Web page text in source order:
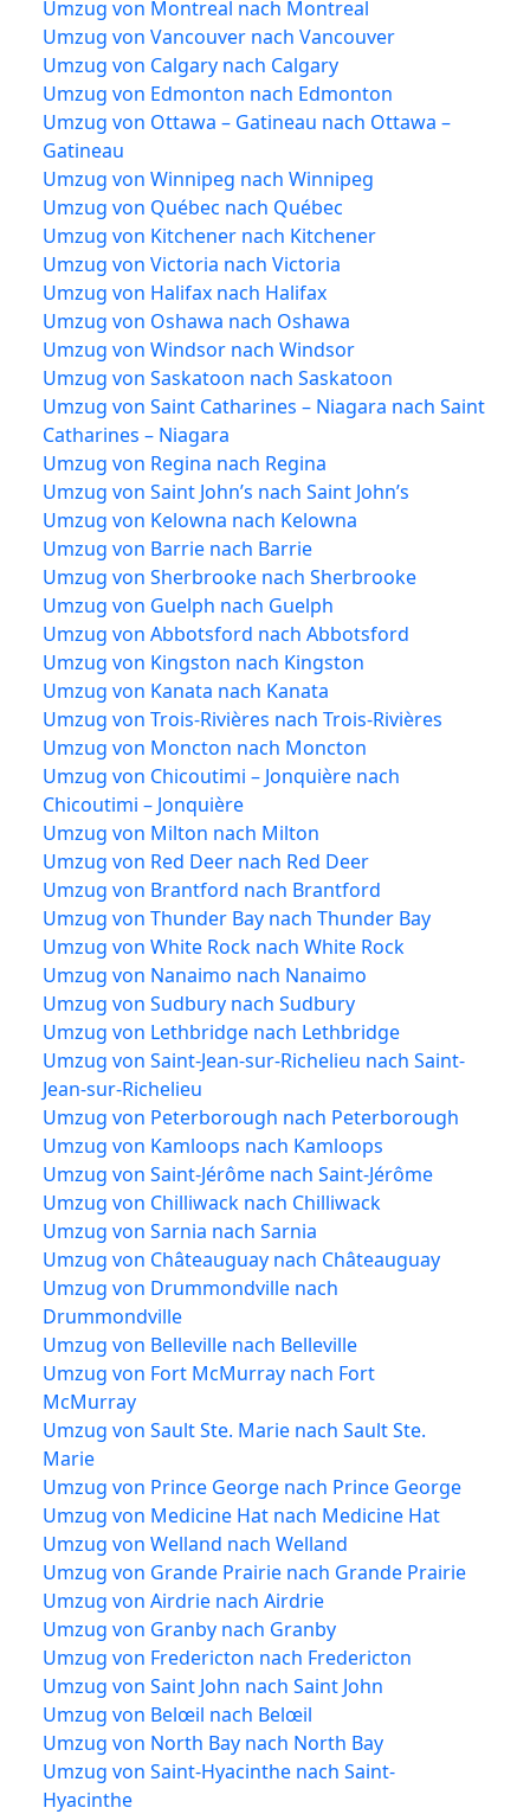
Umzug von Montreal nach Montreal
Umzug von Vancouver nach Vancouver
Umzug von Calgary nach Calgary
Umzug von Edmonton nach Edmonton
Umzug von Ottawa – Gatineau nach Ottawa –
Gatineau
Umzug von Winnipeg nach Winnipeg
Umzug von Québec nach Québec
Umzug von Kitchener nach Kitchener
Umzug von Victoria nach Victoria
Umzug von Halifax nach Halifax
Umzug von Oshawa nach Oshawa
Umzug von Windsor nach Windsor
Umzug von Saskatoon nach Saskatoon
Umzug von Saint Catharines – Niagara nach Saint
Catharines – Niagara
Umzug von Regina nach Regina
Umzug von Saint John’s nach Saint John’s
Umzug von Kelowna nach Kelowna
Umzug von Barrie nach Barrie
Umzug von Sherbrooke nach Sherbrooke
Umzug von Guelph nach Guelph
Umzug von Abbotsford nach Abbotsford
Umzug von Kingston nach Kingston
Umzug von Kanata nach Kanata
Umzug von Trois-Rivières nach Trois-Rivières
Umzug von Moncton nach Moncton
Umzug von Chicoutimi – Jonquière nach
Chicoutimi – Jonquière
Umzug von Milton nach Milton
Umzug von Red Deer nach Red Deer
Umzug von Brantford nach Brantford
Umzug von Thunder Bay nach Thunder Bay
Umzug von White Rock nach White Rock
Umzug von Nanaimo nach Nanaimo
Umzug von Sudbury nach Sudbury
Umzug von Lethbridge nach Lethbridge
Umzug von Saint-Jean-sur-Richelieu nach Saint-
Jean-sur-Richelieu
Umzug von Peterborough nach Peterborough
Umzug von Kamloops nach Kamloops
Umzug von Saint-Jérôme nach Saint-Jérôme
Umzug von Chilliwack nach Chilliwack
Umzug von Sarnia nach Sarnia
Umzug von Châteauguay nach Châteauguay
Umzug von Drummondville nach
Drummondville
Umzug von Belleville nach Belleville
Umzug von Fort McMurray nach Fort
McMurray
Umzug von Sault Ste. Marie nach Sault Ste.
Marie
Umzug von Prince George nach Prince George
Umzug von Medicine Hat nach Medicine Hat
Umzug von Welland nach Welland
Umzug von Grande Prairie nach Grande Prairie
Umzug von Airdrie nach Airdrie
Umzug von Granby nach Granby
Umzug von Fredericton nach Fredericton
Umzug von Saint John nach Saint John
Umzug von Belœil nach Belœil
Umzug von North Bay nach North Bay
Umzug von Saint-Hyacinthe nach Saint-
Hyacinthe